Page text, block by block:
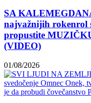
SA
najvažnijih rokenrol
propustite
(VIDEO)
01/08/2026